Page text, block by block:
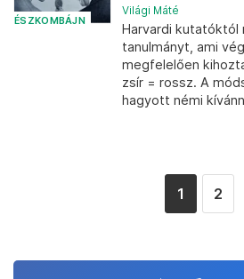
ÉSZKOMBÁJN
Világi Máté
Harvardi kutatóktól
tanulmányt, ami
megfelelően
zsír = rossz. A
hagyott némi
1 2